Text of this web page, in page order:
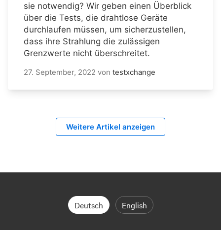
sie notwendig? Wir geben einen Überblick
über die Tests, die drahtlose Geräte
durchlaufen müssen, um sicherzustellen,
dass ihre Strahlung die zulässigen
Grenzwerte nicht überschreitet.
27. September, 2022 von testxchange
Weitere Artikel anzeigen
Deutsch English